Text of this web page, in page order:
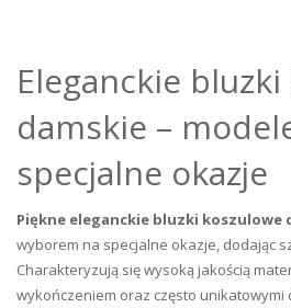
Eleganckie
damskie –
specjalne okazje
Piękne eleganckie bluzki koszulowe
wyborem na specjalne okazje, dodając
Charakteryzują się wysoką jakością
wykończeniem oraz często unikatowymi